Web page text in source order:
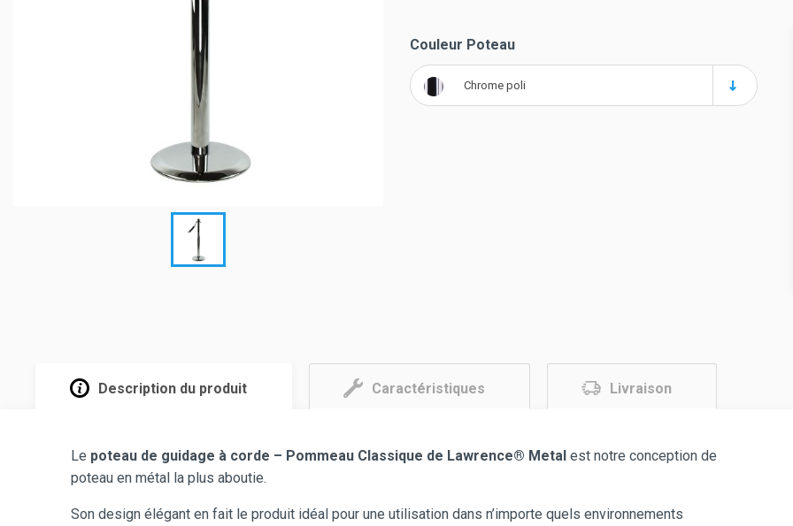
Couleur Poteau
Chrome poli
Description du produit Caractéristiques Livraison
Le poteau de guidage à corde – Pommeau Classique de Lawrence® Metal est notre conception de
poteau en métal la plus aboutie.
Son design élégant en fait le produit idéal pour une utilisation dans n’importe quels environnements